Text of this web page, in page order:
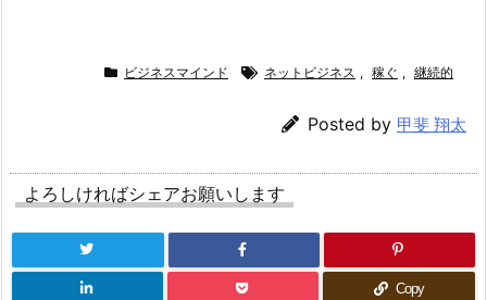
ビジネスマインド ネットビジネス , 稼ぐ , 継続的
Posted by 甲斐 翔太
よろしければシェアお願いします
Copy